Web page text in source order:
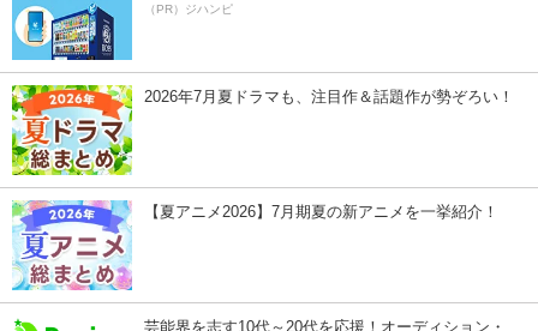
（PR）ジハンピ
2026年7月夏ドラマも、注目作＆話題作が勢ぞろい！
【夏アニメ2026】7月期夏の新アニメを一挙紹介！
芸能界を志す10代～20代を応援！オーディション・